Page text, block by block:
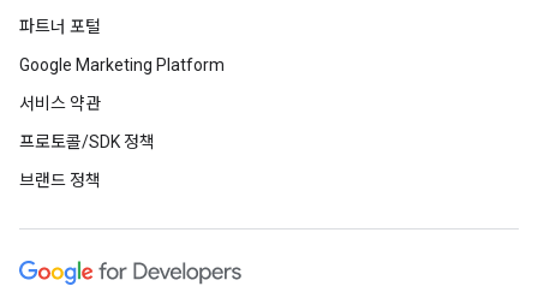
파트너 포털
Google Marketing Platform
서비스 약관
프로토콜/SDK 정책
브랜드 정책